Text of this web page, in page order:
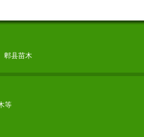
郫县苗木
等